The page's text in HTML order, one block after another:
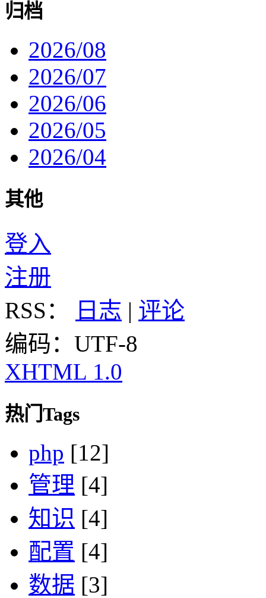
归档
2026/08
2026/07
2026/06
2026/05
2026/04
其他
登入
注册
RSS：
日志 | 评论
编码：UTF-8
XHTML 1.0
热门Tags
php [12]
管理 [4]
知识 [4]
配置 [4]
数据 [3]